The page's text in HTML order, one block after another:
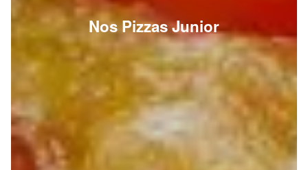
Nos Pizzas Junior